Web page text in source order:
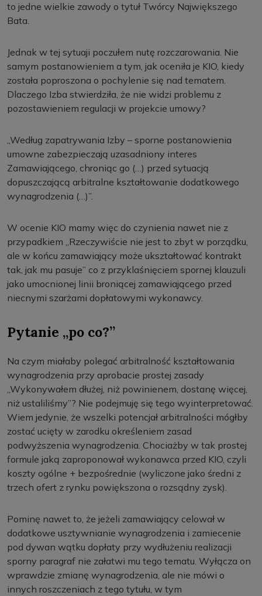
to jedne wielkie zawody o tytuł Twórcy Największego
Bata.
Jednak w tej sytuaji poczułem nutę rozczarowania. Nie
samym postanowieniem a tym, jak oceniła je KIO, kiedy
została poproszona o pochylenie się nad tematem.
Dlaczego Izba stwierdziła, że nie widzi problemu z
pozostawieniem regulacji w projekcie umowy?
„Według zapatrywania Izby – sporne postanowienia
umowne zabezpieczają uzasadniony interes
Zamawiającego, chroniąc go (…) przed sytuacją
dopuszczającą arbitralne kształtowanie dodatkowego
wynagrodzenia (…)”.
W ocenie KIO mamy więc do czynienia nawet nie z
przypadkiem „Rzeczywiście nie jest to zbyt w porządku,
ale w końcu zamawiający może ukształtować kontrakt
tak, jak mu pasuje” co z przyklaśnięciem spornej klauzuli
jako umocnionej linii broniącej zamawiającego przed
niecnymi szarżami dopłatowymi wykonawcy.
Pytanie „po co?”
Na czym miałaby polegać arbitralność kształtowania
wynagrodzenia przy aprobacie prostej zasady
„Wykonywałem dłużej, niż powinienem, dostanę więcej,
niż ustaliliśmy”? Nie podejmuję się tego wyinterpretować.
Wiem jedynie, że wszelki potencjał arbitralności mógłby
zostać ucięty w zarodku określeniem zasad
podwyższenia wynagrodzenia. Chociażby w tak prostej
formule jaką zaproponował wykonawca przed KIO, czyli
koszty ogólne + bezpośrednie (wyliczone jako średni z
trzech ofert z rynku powiększona o rozsądny zysk).
Pominę nawet to, że jeżeli zamawiający celował w
dodatkowe usztywnianie wynagrodzenia i zamiecenie
pod dywan wątku dopłaty przy wydłużeniu realizacji
sporny paragraf nie załatwi mu tego tematu. Wyłącza on
wprawdzie zmianę wynagrodzenia, ale nie mówi o
innych roszczeniach z tego tytułu, w tym